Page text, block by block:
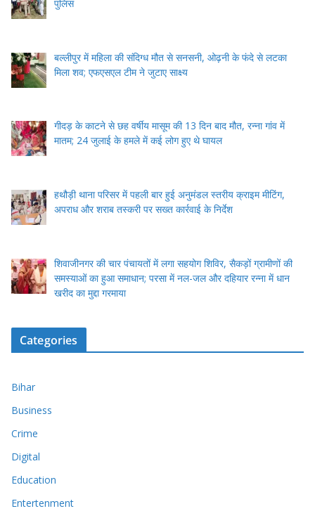
पुलिस
बल्लीपुर में महिला की संदिग्ध मौत से सनसनी, ओढ़नी के फंदे से लटका
मिला शव; एफएसएल टीम ने जुटाए साक्ष्य
गीदड़ के काटने से छह वर्षीय मासूम की 13 दिन बाद मौत, रन्ना गांव में
मातम; 24 जुलाई के हमले में कई लोग हुए थे घायल
हथौड़ी थाना परिसर में पहली बार हुई अनुमंडल स्तरीय क्राइम मीटिंग,
अपराध और शराब तस्करी पर सख्त कार्रवाई के निर्देश
शिवाजीनगर की चार पंचायतों में लगा सहयोग शिविर, सैकड़ों ग्रामीणों की
समस्याओं का हुआ समाधान; परसा में नल-जल और दहियार रन्ना में धान
खरीद का मुद्दा गरमाया
Categories
Bihar
Business
Crime
Digital
Education
Entertenment